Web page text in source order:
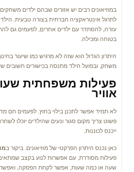
במוזיאונים רבים יש אזורים שבהם ילדים
לתרגל אינטראקציה חברתית בצורה טבעית.
עזרה, להסתדר עם ילדים אחרים, לפעמים גם
בטוחה ומכילה.
היתרון הגדול הוא שזה לא מרגיש כמו שיעור
משחק, ובפועל הילד מתנסה בכישורים חשובים
פעילות משפחתית
אוויר
לא תמיד אפשר לתכנן בילוי בחוץ. לפעמים חם
פשוט צריך מקום סגור ונעים שהילדים יוכלו
ייכנס לכוננות.
כאן נכנס היתרון הפרקטי של מוזיאונים. ביקור ב
פעילות מסודרת, עם אפשרות לנוע בקצב
שעה או כמה שעות, אפשר לקחת הפסקה,